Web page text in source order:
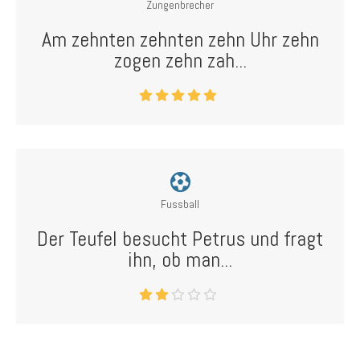
Zungenbrecher
Am zehnten zehnten zehn Uhr zehn
zogen zehn zah...
Fussball
Der Teufel besucht Petrus und fragt
ihn, ob man...